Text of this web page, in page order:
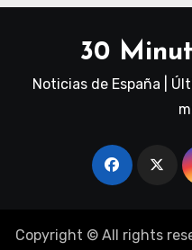
30
Noticias de España |
Copyright © All rights